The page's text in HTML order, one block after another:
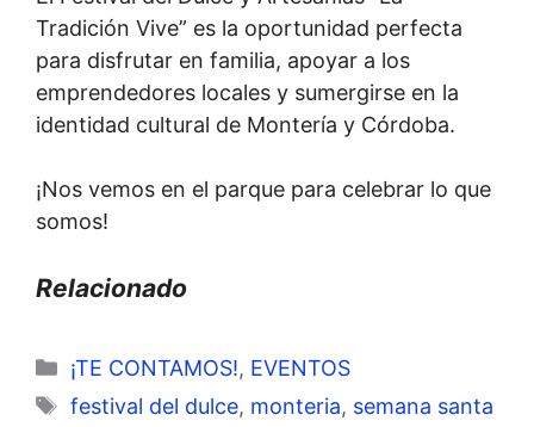
Tradición Vive” es la oportunidad perfecta
para disfrutar en familia, apoyar a los
emprendedores locales y sumergirse en la
identidad cultural de Montería y Córdoba.
¡Nos vemos en el parque para celebrar lo que
somos!
Relacionado
Categorías
¡TE CONTAMOS!, EVENTOS
Etiquetas
festival del dulce, monteria, semana santa